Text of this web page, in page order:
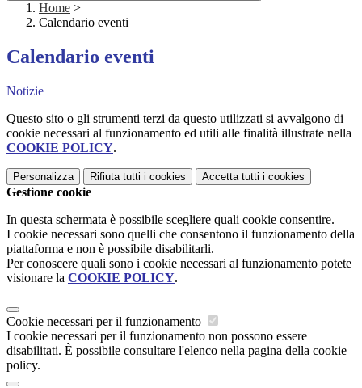
Home >
Calendario eventi
Calendario eventi
Notizie
Questo sito o gli strumenti terzi da questo utilizzati si avvalgono di
cookie necessari al funzionamento ed utili alle finalità illustrate nella
COOKIE POLICY.
Personalizza Rifiuta tutti i cookies Accetta tutti i cookies
Gestione cookie
In questa schermata è possibile scegliere quali cookie consentire.
I cookie necessari sono quelli che consentono il funzionamento della
piattaforma e non è possibile disabilitarli.
Per conoscere quali sono i cookie necessari al funzionamento potete
visionare la COOKIE POLICY.
Cookie necessari per il funzionamento
I cookie necessari per il funzionamento non possono essere
disabilitati. È possibile consultare l'elenco nella pagina della cookie
policy.